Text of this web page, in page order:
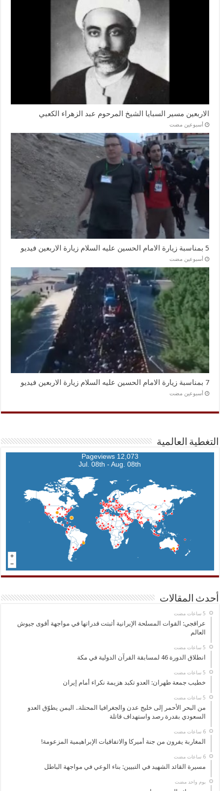
الاربعين مسير السبايا الشيخ المرحوم عبد الزهراء الكعبي
‏أسبوعين مضت
5 بمناسبة زيارة الامام الحسين عليه السلام زيارة الاربعين فيديو
‏أسبوعين مضت
7 بمناسبة زيارة الامام الحسين عليه السلام زيارة الاربعين فيديو
‏أسبوعين مضت
التغطية العالمية
12,073 Pageviews
Jul. 08th - Aug. 08th
أحدث المقالات
عراقجي: القوات المسلحة الإيرانية أثبتت قدراتها في مواجهة أقوى جيوش
العالم
انطلاق الدورة 46 لمسابقة القرآن الدولية في مكة
خطيب جمعة طهران: العدو تكبد هزيمة نكراء أمام إيران
من البحر الأحمر إلى خليج عدن والجغرافيا المحتلة.. اليمن يطوّق العدو
السعودي بقدرة رصد واستهداف قاتلة
‏6 ساعات مضت
المغاربة يفرون من جنة أميركا والاتفاقيات الإبراهيمية المزعومة!
‏6 ساعات مضت
مسيرة القائد الشهيد في التبيين: بناء الوعي في مواجهة الباطل
‏يوم واحد مضت